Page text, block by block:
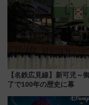
【名鉄広見線】新可児
了で100年の歴史に幕